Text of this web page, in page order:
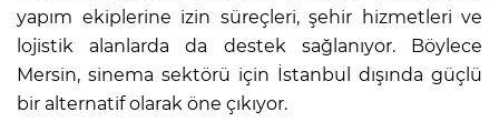
yapım ekiplerine izin süreçleri, şehir hizmetleri ve
lojistik alanlarda da destek sağlanıyor. Böylece
Mersin, sinema sektörü için İstanbul dışında güçlü
bir alternatif olarak öne çıkıyor.